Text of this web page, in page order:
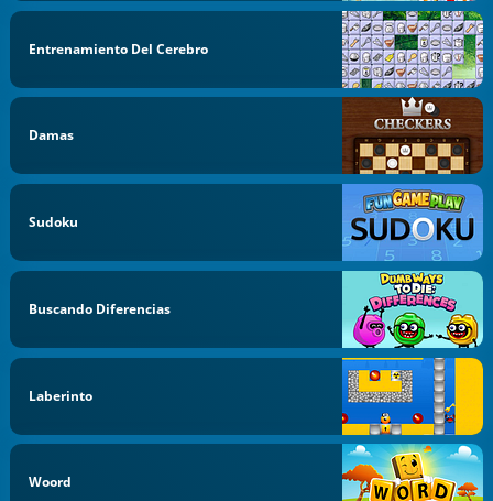
Entrenamiento Del Cerebro
Damas
Sudoku
Buscando Diferencias
Laberinto
Woord